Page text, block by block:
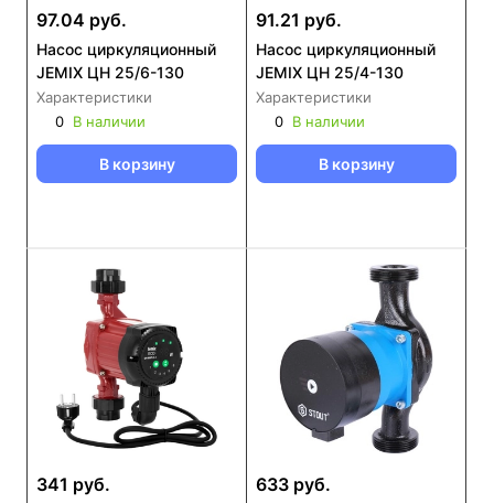
97.04 руб.
Насос циркуляционный
JEMIX ЦН 25/6-130
Характеристики
0 В наличии
В корзину
91.21 руб.
Насос циркуляционный
JEMIX ЦН 25/4-130
Характеристики
0 В наличии
В корзину
341 руб. 633 руб.